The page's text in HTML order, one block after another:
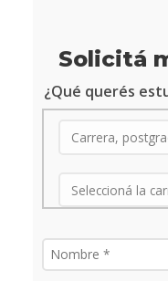
Solicitá
¿Qué querés